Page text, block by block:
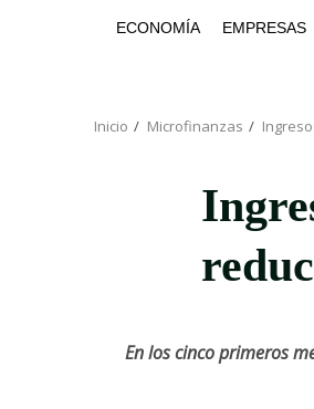
ECONOMÍA EMPRESAS
Inicio Microfinanzas
En los cinco primeros